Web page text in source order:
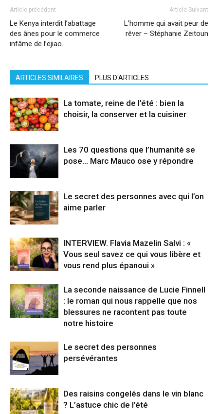
Article précédent
Le Kenya interdit l’abattage
des ânes pour le commerce
infâme de l’ejiao.
Article Suivant
L’homme qui avait peur de
rêver – Stéphanie Zeitoun
ARTICLES SIMILAIRES PLUS D'ARTICLES
La tomate, reine de l’été : bien la
choisir, la conserver et la cuisiner
Les 70 questions que l’humanité se
pose… Marc Mauco ose y répondre
Le secret des personnes avec qui l’on
aime parler
INTERVIEW. Flavia Mazelin Salvi : «
Vous seul savez ce qui vous libère et
vous rend plus épanoui »
La seconde naissance de Lucie Finnell
: le roman qui nous rappelle que nos
blessures ne racontent pas toute
notre histoire
Le secret des personnes
persévérantes
Des raisins congelés dans le vin blanc
? L’astuce chic de l’été